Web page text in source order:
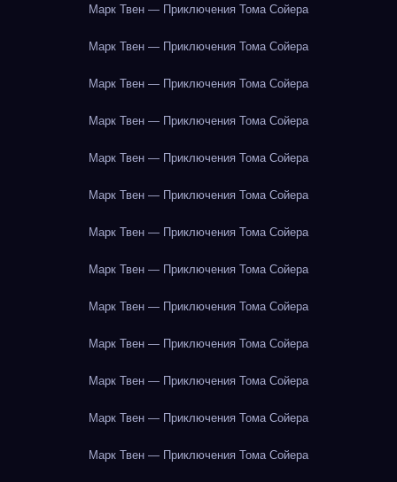
Марк Твен — Приключения Тома Сойера
Марк Твен — Приключения Тома Сойера
Марк Твен — Приключения Тома Сойера
Марк Твен — Приключения Тома Сойера
Марк Твен — Приключения Тома Сойера
Марк Твен — Приключения Тома Сойера
Марк Твен — Приключения Тома Сойера
Марк Твен — Приключения Тома Сойера
Марк Твен — Приключения Тома Сойера
Марк Твен — Приключения Тома Сойера
Марк Твен — Приключения Тома Сойера
Марк Твен — Приключения Тома Сойера
Марк Твен — Приключения Тома Сойера